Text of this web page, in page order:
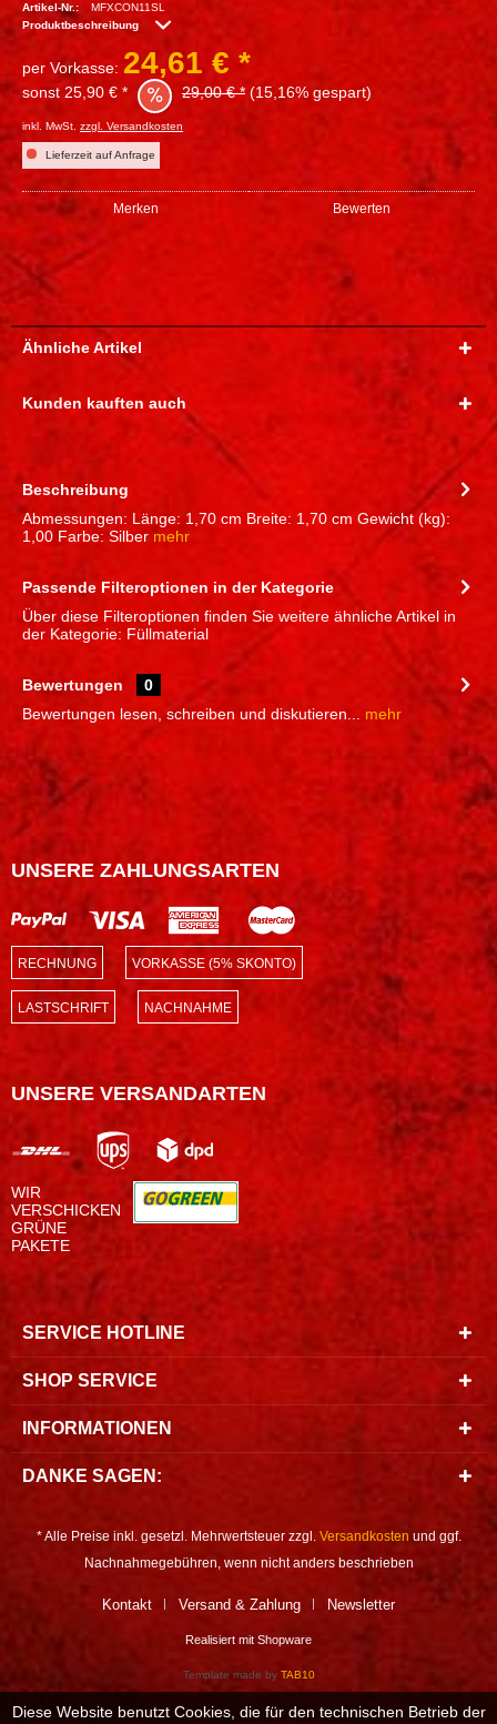
Artikel-Nr.:
MFXCON11SL
Produktbeschreibung
per Vorkasse: 24,61 € *
sonst 25,90 € * 29,00 € * (15,16% gespart)
inkl. MwSt. zzgl. Versandkosten
Lieferzeit auf Anfrage
Merken Bewerten
Ähnliche Artikel
Kunden kauften auch
Beschreibung
Abmessungen: Länge: 1,70 cm Breite: 1,70 cm Gewicht (kg):
1,00 Farbe: Silber mehr
Passende Filteroptionen in der Kategorie
Über diese Filteroptionen finden Sie weitere ähnliche Artikel in
der Kategorie: Füllmaterial
Bewertungen
0
Bewertungen lesen, schreiben und diskutieren...
mehr
UNSERE ZAHLUNGSARTEN
RECHNUNG VORKASSE (5% SKONTO)
LASTSCHRIFT NACHNAHME
UNSERE VERSANDARTEN
WIR
VERSCHICKEN
GRÜNE
PAKETE
SERVICE HOTLINE
SHOP SERVICE
INFORMATIONEN
DANKE SAGEN:
* Alle Preise inkl. gesetzl. Mehrwertsteuer zzgl. Versandkosten und ggf.
Nachnahmegebühren, wenn nicht anders beschrieben
Kontakt Versand & Zahlung Newsletter
Realisiert mit Shopware
Template made by TAB10
Diese Website benutzt Cookies, die für den technischen Betrieb der